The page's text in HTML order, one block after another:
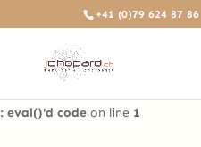
Deprecated: The predefined
variable is deprecated, call
instead in
: eval()'d code on line 1
+41 (0)79 624 87 86